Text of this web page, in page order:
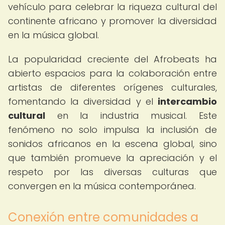
vehículo para celebrar la riqueza cultural del
continente africano y promover la diversidad
en la música global.
La popularidad creciente del Afrobeats ha
abierto espacios para la colaboración entre
artistas de diferentes orígenes culturales,
fomentando la diversidad y el intercambio
cultural en la industria musical. Este
fenómeno no solo impulsa la inclusión de
sonidos africanos en la escena global, sino
que también promueve la apreciación y el
respeto por las diversas culturas que
convergen en la música contemporánea.
Conexión entre comunidades a